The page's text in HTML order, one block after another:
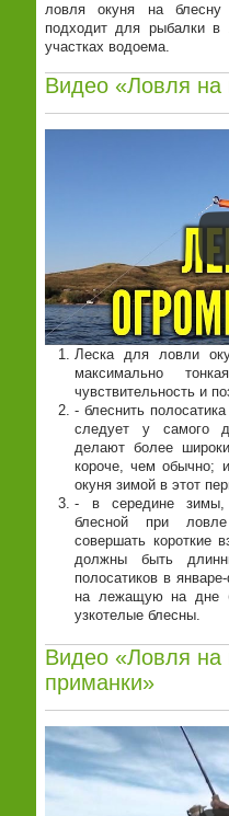
ловля окуня на блесну
подходит для рыбалки
участках водоема.
Видео «Ловля на
Леска для ловли
максимально
чувствительность и
- блеснить
следует у самого
делают более
короче, чем обычно;
окуня зимой в этот
- в середине зимы,
блесной при
совершать короткие
должны быть
полосатиков в
на лежащую на дне
узкотелые блесны.
Видео «Ловля на
приманки»